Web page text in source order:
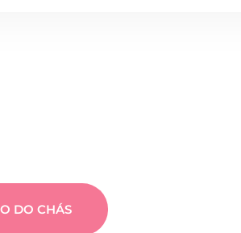
DO CHÁS